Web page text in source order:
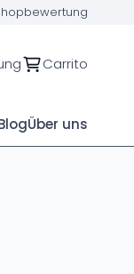
Carrito
Über uns